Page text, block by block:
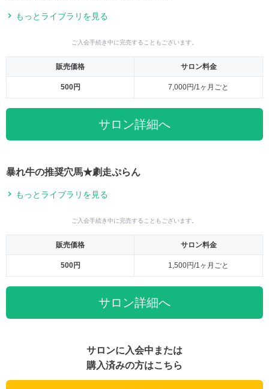
もっとライブラリを見る
ご入会手続き中に完売することもございます。
販売価格 サロン料金
500円 7,000円/1ヶ月ごと
サロン詳細へ
暴れ牛の推奨穴馬★劇走ぷらん
もっとライブラリを見る
ご入会手続き中に完売することもございます。
販売価格 サロン料金
500円 1,500円/1ヶ月ごと
サロン詳細へ
サロンに入会中または
購入済みの方はこちら